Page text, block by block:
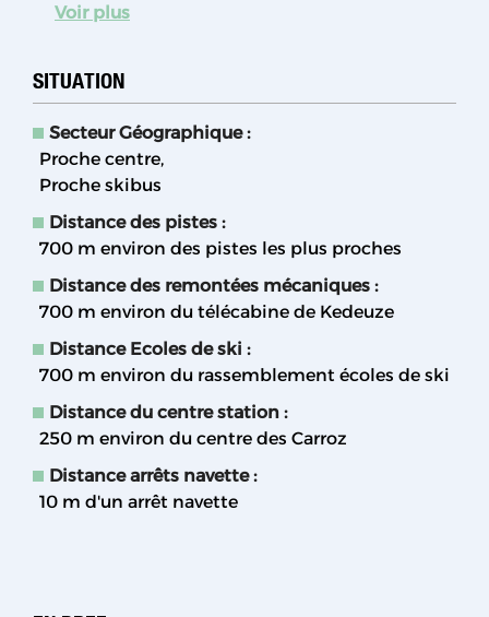
Voir plus
SITUATION
Secteur Géographique :
Proche centre
Proche skibus
Distance des pistes :
700 m environ des pistes les plus proches
Distance des remontées mécaniques :
700 m environ du télécabine de Kedeuze
Distance Ecoles de ski :
700 m environ du rassemblement écoles de ski
Distance du centre station :
250 m environ du centre des Carroz
Distance arrêts navette :
10 m d'un arrêt navette